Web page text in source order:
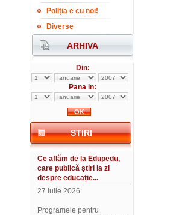
Poliția e cu noi!
Diverse
ARHIVA
Din:
Pana in:
STIRI
Ce aflăm de la Edupedu,
care publică știri la zi
despre educație...
27 iulie 2026
Programele pentru